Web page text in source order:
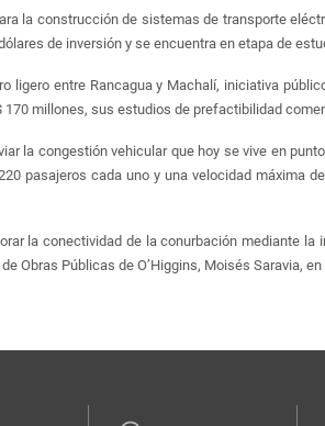
la construcción de sistemas de transporte
de inversión y se encuentra en etapa de
ligero entre Rancagua y Machalí, iniciativa
170 millones, sus estudios de prefactibilidad
la congestión vehicular que hoy se vive en
pasajeros cada uno y una velocidad máxima
la conectividad de la conurbación mediante
Obras Públicas de O’Higgins, Moisés Saravia,